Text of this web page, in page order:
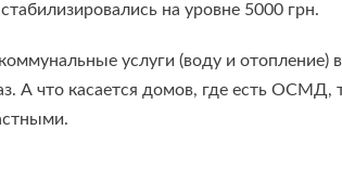
на уровне 5000 грн.
услуги (воду и
А что касается домов, где есть